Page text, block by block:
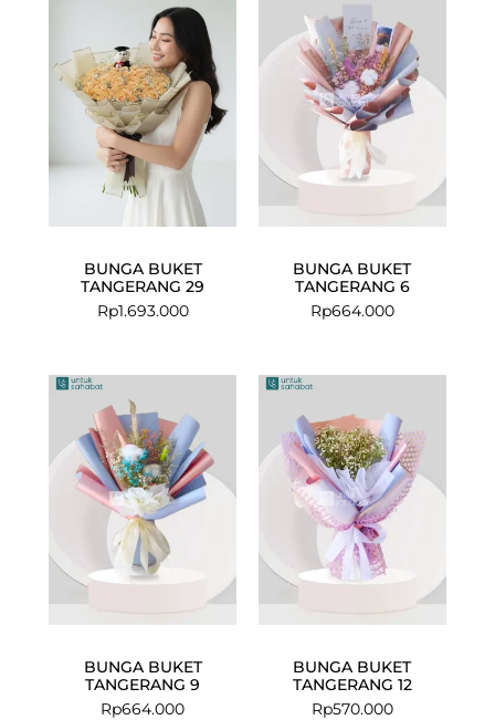
BUNGA BUKET
TANGERANG 29
Rp1.693.000
BUNGA BUKET
TANGERANG 6
Rp664.000
BUNGA BUKET
TANGERANG 9
Rp664.000
BUNGA BUKET
TANGERANG 12
Rp570.000